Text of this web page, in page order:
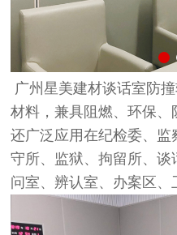
广州星美建材谈话室防
材料，兼具阻燃、环保
还广泛应用在纪检委、
守所、监狱、拘留所、
问室、辨认室、办案区、